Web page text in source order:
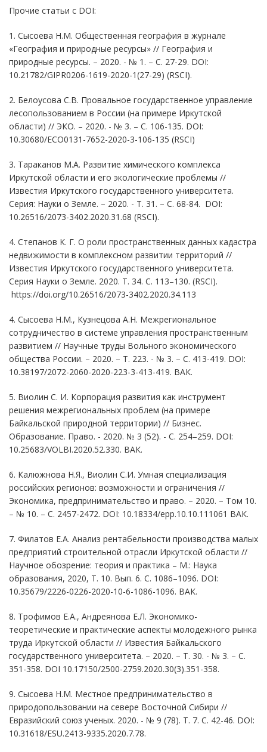
Прочие статьи с DOI:
1. Сысоева Н.М. Общественная география в журнале
«География и природные ресурсы» // География и
природные ресурсы. – 2020. - № 1. – С. 27-29. DOI:
10.21782/GIPR0206-1619-2020-1(27-29) (RSCI).
2. Белоусова С.В. Провальное государственное управление
лесопользованием в России (на примере Иркутской
области) // ЭКО. – 2020. - № 3. – С. 106-135. DOI:
10.30680/ECO0131-7652-2020-3-106-135 (RSCI)
3. Тараканов М.А. Развитие химического комплекса
Иркутской области и его экологические проблемы //
Известия Иркутского государственного университета.
Серия: Науки о Земле. – 2020. - Т. 31. – С. 68-84. DOI:
10.26516/2073-3402.2020.31.68 (RSCI).
4. Степанов К. Г. О роли пространственных данных кадастра
недвижимости в комплексном развитии территорий //
Известия Иркутского государственного университета.
Серия Науки о Земле. 2020. Т. 34. С. 113–130. (RSCI).
https://doi.org/10.26516/2073-3402.2020.34.113
4. Сысоева Н.М., Кузнецова А.Н. Межрегиональное
сотрудничество в системе управления пространственным
развитием // Научные труды Вольного экономического
общества России. – 2020. – Т. 223. - № 3. – С. 413-419. DOI:
10.38197/2072-2060-2020-223-3-413-419. ВАК.
5. Виолин С. И. Корпорация развития как инструмент
решения межрегиональных проблем (на примере
Байкальской природной территории) // Бизнес.
Образование. Право. - 2020. № 3 (52). - С. 254–259. DOI:
10.25683/VOLBI.2020.52.330. ВАК.
6. Калюжнова Н.Я., Виолин С.И. Умная специализация
российских регионов: возможности и ограничения //
Экономика, предпринимательство и право. – 2020. – Том 10.
– № 10. – С. 2457-2472. DOI: 10.18334/epp.10.10.111061 ВАК.
7. Филатов Е.А. Анализ рентабельности производства малых
предприятий строительной отрасли Иркутской области //
Научное обозрение: теория и практика – М.: Наука
образования, 2020, Т. 10. Вып. 6. С. 1086–1096. DOI:
10.35679/2226-0226-2020-10-6-1086-1096. ВАК.
8. Трофимов Е.А., Андреянова Е.Л. Экономико-
теоретические и практические аспекты молодежного рынка
труда Иркутской области // Известия Байкальского
государственного университета. – 2020. – Т. 30. - № 3. – С.
351-358. DOI 10.17150/2500-2759.2020.30(3).351-358.
9. Сысоева Н.М. Местное предпринимательство в
природопользовании на севере Восточной Сибири //
Евразийский союз ученых. 2020. - № 9 (78). Т. 7. С. 42-46. DOI:
10.31618/ESU.2413-9335.2020.7.78.